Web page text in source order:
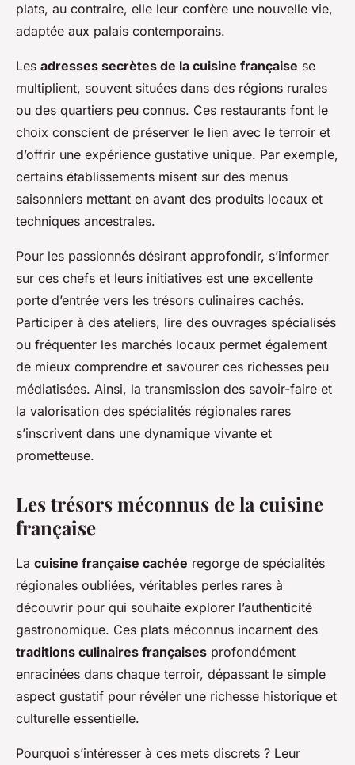
plats, au contraire, elle leur confère une nouvelle vie,
adaptée aux palais contemporains.
Les adresses secrètes de la cuisine française se
multiplient, souvent situées dans des régions rurales
ou des quartiers peu connus. Ces restaurants font le
choix conscient de préserver le lien avec le terroir et
d’offrir une expérience gustative unique. Par exemple,
certains établissements misent sur des menus
saisonniers mettant en avant des produits locaux et
techniques ancestrales.
Pour les passionnés désirant approfondir, s’informer
sur ces chefs et leurs initiatives est une excellente
porte d’entrée vers les trésors culinaires cachés.
Participer à des ateliers, lire des ouvrages spécialisés
ou fréquenter les marchés locaux permet également
de mieux comprendre et savourer ces richesses peu
médiatisées. Ainsi, la transmission des savoir-faire et
la valorisation des spécialités régionales rares
s’inscrivent dans une dynamique vivante et
prometteuse.
Les trésors méconnus de la cuisine
française
La cuisine française cachée regorge de spécialités
régionales oubliées, véritables perles rares à
découvrir pour qui souhaite explorer l’authenticité
gastronomique. Ces plats méconnus incarnent des
traditions culinaires françaises profondément
enracinées dans chaque terroir, dépassant le simple
aspect gustatif pour révéler une richesse historique et
culturelle essentielle.
Pourquoi s’intéresser à ces mets discrets ? Leur